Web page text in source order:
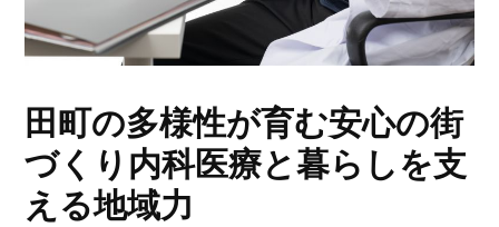
田町の多様性が育む安心の街
づくり内科医療と暮らしを支
える地域力